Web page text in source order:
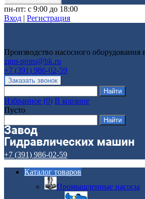
пн-пт: с 9:00 до 18:00
Вход | Регистрация
Производство насосного оборудования
zgm-prom@bk.ru
+7 (391) 986-02-59
Избранное (0) В корзине
Пусто
+7 (391) 986-02-59
Каталог товаров
Промышленные насосы